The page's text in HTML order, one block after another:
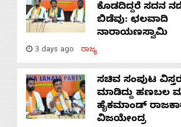
ಕೊಡದಿದ್ದರೆ ಸದನ
ಬಿಡೆವು: ಛಲವಾದಿ
ನಾರಾಯಣಸ್ವಾಮಿ
3 days ago ರಾಜ್ಯ
ಸಚಿವ ಸಂಪುಟ
ಮಾಡಿದ್ದು ಹಣಬಲ
ಹೈಕಮಾಂಡ್
ವಿಜಯೇಂದ್ರ